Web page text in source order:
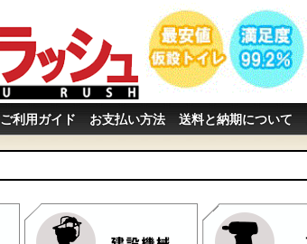
ご利用ガイド お支払い方法 送料と納期について